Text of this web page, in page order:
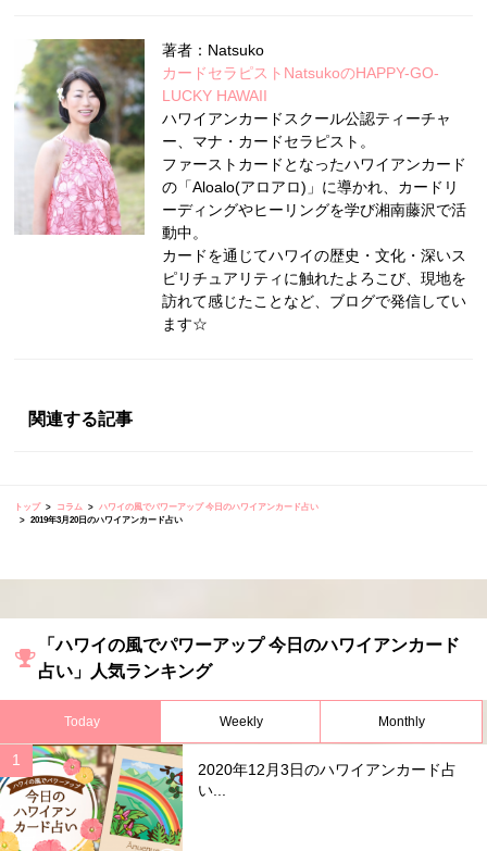
著者：Natsuko
カードセラピストNatsukoのHAPPY-GO-
LUCKY HAWAII
ハワイアンカードスクール公認ティーチャ
ー、マナ・カードセラピスト。
ファーストカードとなったハワイアンカード
の「Aloalo(アロアロ)」に導かれ、カードリ
ーディングやヒーリングを学び湘南藤沢で活
動中。
カードを通じてハワイの歴史・文化・深いス
ピリチュアリティに触れたよろこび、現地を
訪れて感じたことなど、ブログで発信してい
ます☆
関連する記事
トップ コラム
ハワイの風でパワーアップ 今日のハワイアンカード占い
2019年3月20日のハワイアンカード占い
「ハワイの風でパワーアップ 今日のハワイアンカード
占い」人気ランキング
Today Weekly Monthly
2020年12月3日のハワイアンカード占
い...